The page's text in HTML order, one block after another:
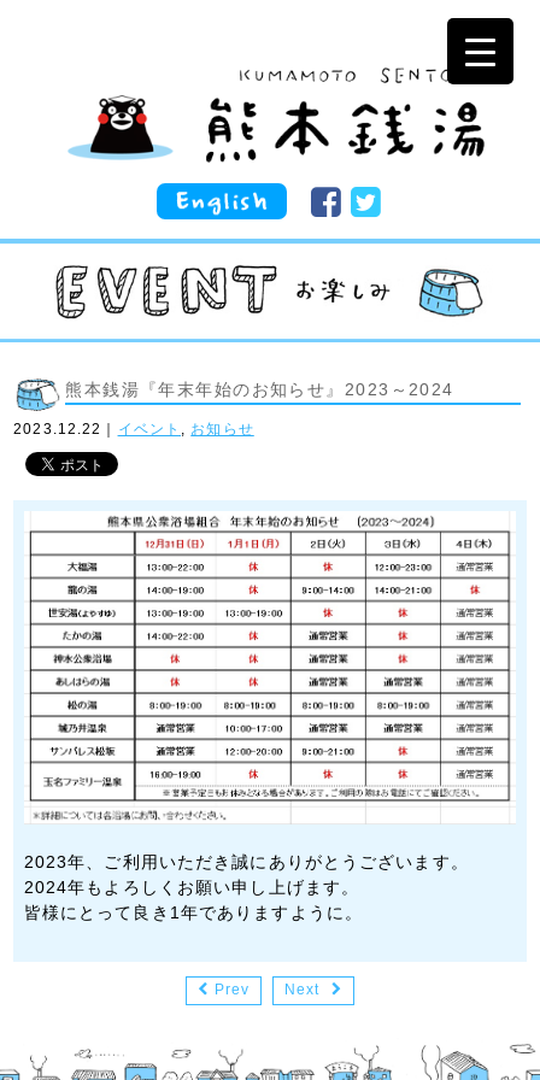
熊本銭湯『年末年始のお知らせ』2023～2024
2023.12.22｜ イベント お知らせ
2023年、ご利用いただき誠にありがとうございます。
2024年もよろしくお願い申し上げます。
皆様にとって良き1年でありますように。
Prev Next